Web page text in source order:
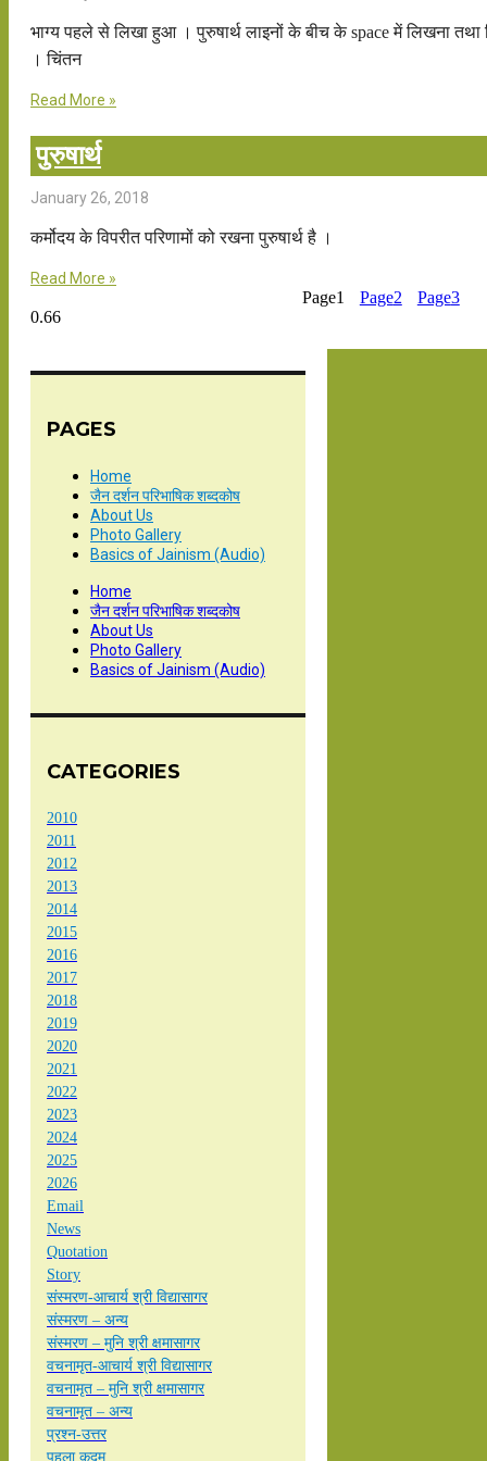
भाग्य पहले से लिखा हुआ । पुरुषार्थ लाइनों के बीच के space में लिखना तथा
। चिंतन
Read More »
पुरुषार्थ
January 26, 2018
कर्मोदय के विपरीत परिणामों को रखना पुरुषार्थ है ।
Read More »
Page1 Page2 Page3
PAGES
Home
जैन दर्शन परिभाषिक शब्दकोष
About Us
Photo Gallery
Basics of Jainism (Audio)
Home
जैन दर्शन परिभाषिक शब्दकोष
About Us
Photo Gallery
Basics of Jainism (Audio)
CATEGORIES
2010
2011
2012
2013
2014
2015
2016
2017
2018
2019
2020
2021
2022
2023
2024
2025
2026
Email
News
Quotation
Story
संस्मरण-आचार्य श्री विद्यासागर
संस्मरण – अन्य
संस्मरण – मुनि श्री क्षमासागर
वचनामृत-आचार्य श्री विद्यासागर
वचनामृत – मुनि श्री क्षमासागर
वचनामृत – अन्य
प्रश्न-उत्तर
पहला कदम